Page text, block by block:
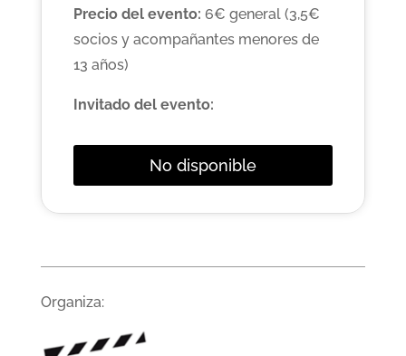
Precio del evento: 6€ general (3,5€
socios y acompañantes menores de
13 años)
Invitado del evento:
No disponible
Organiza: